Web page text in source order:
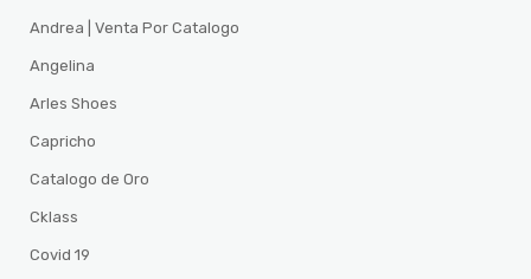
Andrea | Venta Por Catalogo
Angelina
Arles Shoes
Capricho
Catalogo de Oro
Cklass
Covid 19